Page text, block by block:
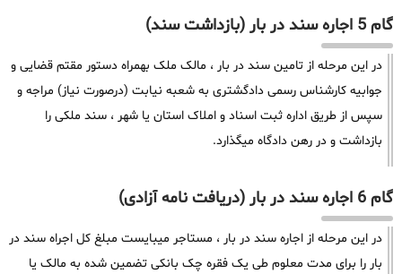
گام 5 اجاره سند در بار (بازداشت سند)
در این مرحله از تامین سند در بار ، مالک ملک بهمراه دستور مقتم قضایی و
جوابیه کارشناس رسمی دادگشتری به شعبه نیابت (درصورت نیاز) مراجه و
سپس از طریق اداره ثبت اسناد و املاک استان یا شهر ، سند ملکی را
بازداشت و در رهن دادگاه میگذارد.
گام 6 اجاره سند در بار (دریافت نامه آزادی)
در این مرحله از اجاره سند در بار ، مستاجر میبایست مبلغ کل اجراه سند در
بار را برای مدت معلوم طی یک فقره چک بانکی تضمین شده به مالک یا